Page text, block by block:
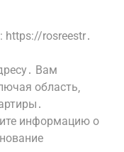
https://rosreestr․
Вам
область‚
информацию о